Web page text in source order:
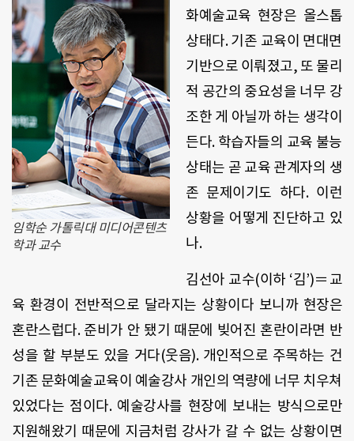
임학순 가톨릭대 미디어콘텐츠
학과 교수
화예술교육 현장은 올스톱
상태다. 기존 교육이 면대면
기반으로 이뤄졌고, 또 물리
적 공간의 중요성을 너무 강
조한 게 아닐까 하는 생각이
든다. 학습자들의 교육 불능
상태는 곧 교육 관계자의 생
존 문제이기도 하다. 이런
상황을 어떻게 진단하고 있
나.
김선아 교수(이하 ‘김’)＝교
육 환경이 전반적으로 달라지는 상황이다 보니까 현장은
혼란스럽다. 준비가 안 됐기 때문에 빚어진 혼란이라면 반
성을 할 부분도 있을 거다(웃음). 개인적으로 주목하는 건
기존 문화예술교육이 예술강사 개인의 역량에 너무 치우쳐
있었다는 점이다. 예술강사를 현장에 보내는 방식으로만
지원해왔기 때문에 지금처럼 강사가 갈 수 없는 상황이면